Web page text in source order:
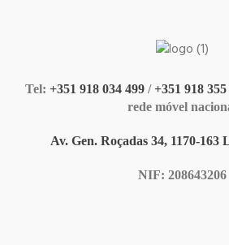
Tel: +351 918 034 499 /+351 918 355
rede móvel
Av. Gen. Roçadas 34, 1170-163
NIF: 208643206